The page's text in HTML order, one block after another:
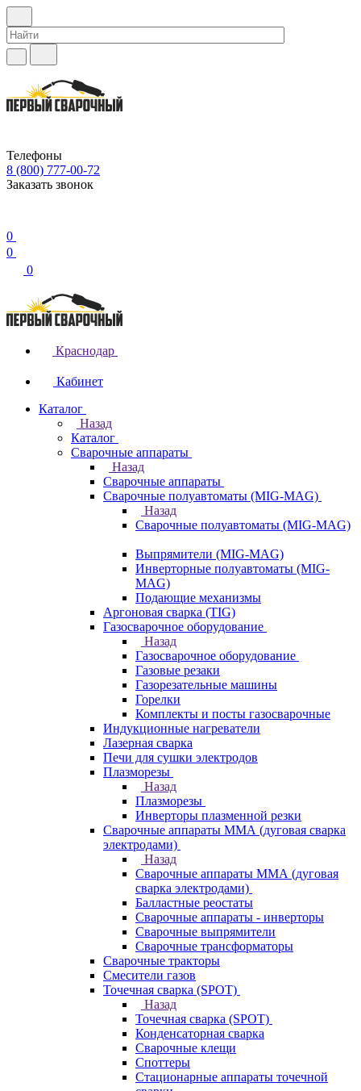
Телефоны
8 (800) 777-00-72
Заказать звонок
0
0
0
Краснодар
Кабинет
Каталог
Назад
Каталог
Сварочные аппараты
Назад
Сварочные аппараты
Сварочные полуавтоматы (MIG-MAG)
Назад
Сварочные полуавтоматы (MIG-MAG)
Выпрямители (MIG-MAG)
Инверторные полуавтоматы (MIG-
MAG)
Подающие механизмы
Аргоновая сварка (TIG)
Газосварочное оборудование
Назад
Газосварочное оборудование
Газовые резаки
Газорезательные машины
Горелки
Комплекты и посты газосварочные
Индукционные нагреватели
Лазерная сварка
Печи для сушки электродов
Плазморезы
Назад
Плазморезы
Инверторы плазменной резки
Сварочные аппараты ММА (дуговая сварка
электродами)
Назад
Сварочные аппараты ММА (дуговая
сварка электродами)
Балластные реостаты
Сварочные аппараты - инверторы
Сварочные выпрямители
Сварочные трансформаторы
Сварочные тракторы
Смесители газов
Точечная сварка (SPOT)
Назад
Точечная сварка (SPOT)
Конденсаторная сварка
Сварочные клещи
Споттеры
Стационарные аппараты точечной